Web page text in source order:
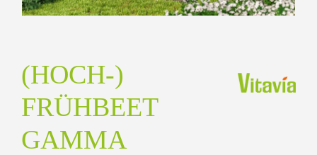
(HOCH-)
FRÜHBEET
GAMMA